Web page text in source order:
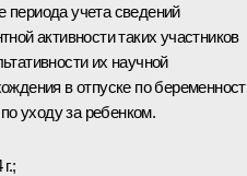
периода учета сведений
активности таких участников
их научной
в отпуске по
уходу за ребенком.